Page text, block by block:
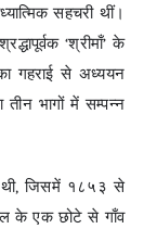
सहचरी थीं।
‘श्रीमाँ’ के
गहराई से अध्ययन
तीन भागों में सम्पन्न
थी, जिसमें १८५३ से
के एक छोटे से गाँव